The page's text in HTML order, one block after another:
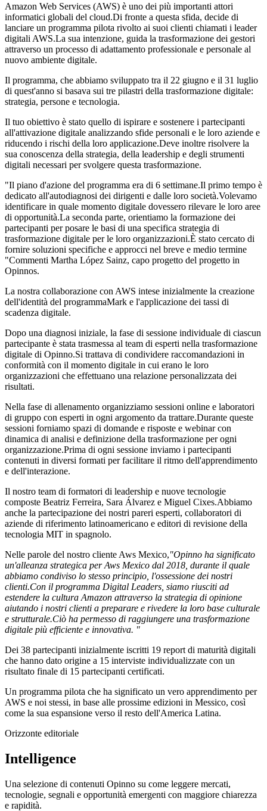
Amazon Web Services (AWS) è uno dei più importanti attori
informatici globali del cloud.Di fronte a questa sfida, decide di
lanciare un programma pilota rivolto ai suoi clienti chiamati i leader
digitali AWS.La sua intenzione, guida la trasformazione dei gestori
attraverso un processo di adattamento professionale e personale al
nuovo ambiente digitale.
Il programma, che abbiamo sviluppato tra il 22 giugno e il 31 luglio
di quest'anno si basava sui tre pilastri della trasformazione digitale:
strategia, persone e tecnologia.
Il tuo obiettivo è stato quello di ispirare e sostenere i partecipanti
all'attivazione digitale analizzando sfide personali e le loro aziende e
riducendo i rischi della loro applicazione.Deve inoltre risolvere la
sua conoscenza della strategia, della leadership e degli strumenti
digitali necessari per svolgere questa trasformazione.
"Il piano d'azione del programma era di 6 settimane.Il primo tempo è
dedicato all'autodiagnosi dei dirigenti e dalle loro società.Volevamo
identificare in quale momento digitale dovessero rilevare le loro aree
di opportunità.La seconda parte, orientiamo la formazione dei
partecipanti per posare le basi di una specifica strategia di
trasformazione digitale per le loro organizzazioni.È stato cercato di
fornire soluzioni specifiche e approcci nel breve e medio termine
"Commenti Martha López Sainz, capo progetto del progetto in
Opinnos.
La nostra collaborazione con AWS intese inizialmente la creazione
dell'identità del programmaMark e l'applicazione dei tassi di
scadenza digitale.
Dopo una diagnosi iniziale, la fase di sessione individuale di ciascun
partecipante è stata trasmessa al team di esperti nella trasformazione
digitale di Opinno.Si trattava di condividere raccomandazioni in
conformità con il momento digitale in cui erano le loro
organizzazioni che effettuano una relazione personalizzata dei
risultati.
Nella fase di allenamento organizziamo sessioni online e laboratori
di gruppo con esperti in ogni argomento da trattare.Durante queste
sessioni forniamo spazi di domande e risposte e webinar con
dinamica di analisi e definizione della trasformazione per ogni
organizzazione.Prima di ogni sessione inviamo i partecipanti
contenuti in diversi formati per facilitare il ritmo dell'apprendimento
e dell'interazione.
Il nostro team di formatori di leadership e nuove tecnologie
composte Beatriz Ferreira, Sara Álvarez e Miguel Cixes.Abbiamo
anche la partecipazione dei nostri pareri esperti, collaboratori di
aziende di riferimento latinoamericano e editori di revisione della
tecnologia MIT in spagnolo.
Nelle parole del nostro cliente Aws Mexico,"Opinno ha significato
un'alleanza strategica per Aws Mexico dal 2018, durante il quale
abbiamo condiviso lo stesso principio, l'ossessione dei nostri
clienti.Con il programma Digital Leaders, siamo riusciti ad
estendere la cultura Amazon attraverso la strategia di opinione
aiutando i nostri clienti a preparare e rivedere la loro base culturale
e strutturale.Ciò ha permesso di raggiungere una trasformazione
digitale più efficiente e innovativa. "
Dei 38 partecipanti inizialmente iscritti 19 report di maturità digitali
che hanno dato origine a 15 interviste individualizzate con un
risultato finale di 15 partecipanti certificati.
Un programma pilota che ha significato un vero apprendimento per
AWS e noi stessi, in base alle prossime edizioni in Messico, così
come la sua espansione verso il resto dell'America Latina.
Orizzonte editoriale
Intelligence
Una selezione di contenuti Opinno su come leggere mercati,
tecnologie, segnali e opportunità emergenti con maggiore chiarezza
e rapidità.